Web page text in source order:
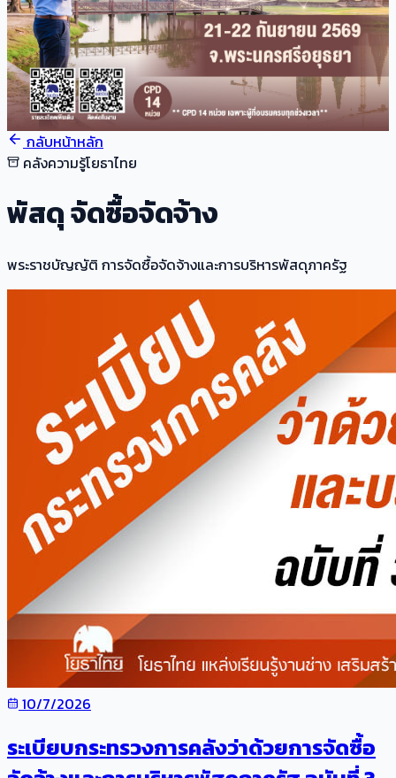
กลับหน้าหลัก
คลังความรู้โยธาไทย
พัสดุ จัดซื้อจัดจ้าง
พระราชบัญญัติ การจัดซื้อจัดจ้างและการบริหารพัสดุภาครัฐ
10/7/2026
ระเบียบกระทรวงการคลังว่าด้วยการจัดซื้อ